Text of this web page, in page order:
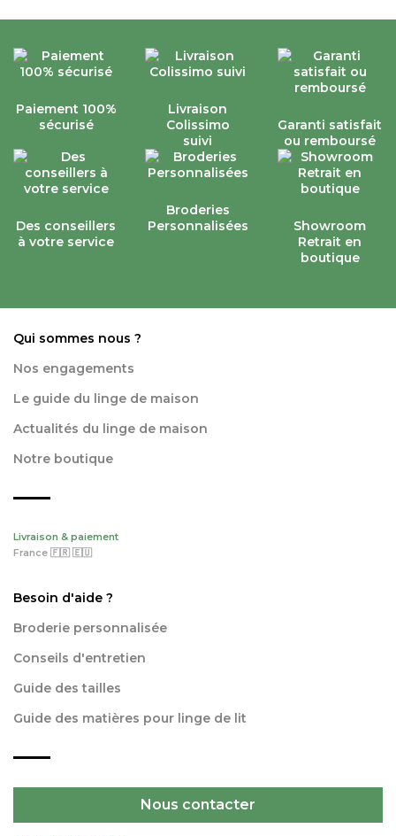
Paiement 100%
sécurisé
Livraison
Colissimo
suivi
Garanti satisfait
ou remboursé
Des conseillers
à votre service
Broderies
Personnalisées
Showroom
Retrait en
boutique
Qui sommes nous ?
Nos engagements
Le guide du linge de maison
Actualités du linge de maison
Notre boutique
Livraison & paiement
France 🇫🇷 🇪🇺
Besoin d'aide ?
Broderie personnalisée
Conseils d'entretien
Guide des tailles
Guide des matières pour linge de lit
Nous contacter